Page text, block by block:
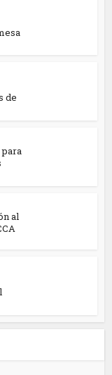
de
para
al